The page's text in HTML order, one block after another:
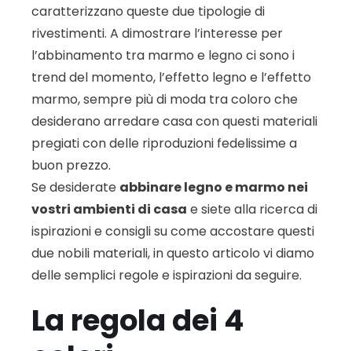
caratterizzano queste due tipologie di
rivestimenti. A dimostrare l’interesse per
l’abbinamento tra marmo e legno ci sono i
trend del momento, l’effetto legno e l’effetto
marmo, sempre più di moda tra coloro che
desiderano arredare casa con questi materiali
pregiati con delle riproduzioni fedelissime a
buon prezzo.
Se desiderate abbinare legno e marmo nei
vostri ambienti di casa e siete alla ricerca di
ispirazioni e consigli su come accostare questi
due nobili materiali, in questo articolo vi diamo
delle semplici regole e ispirazioni da seguire.
La regola dei 4